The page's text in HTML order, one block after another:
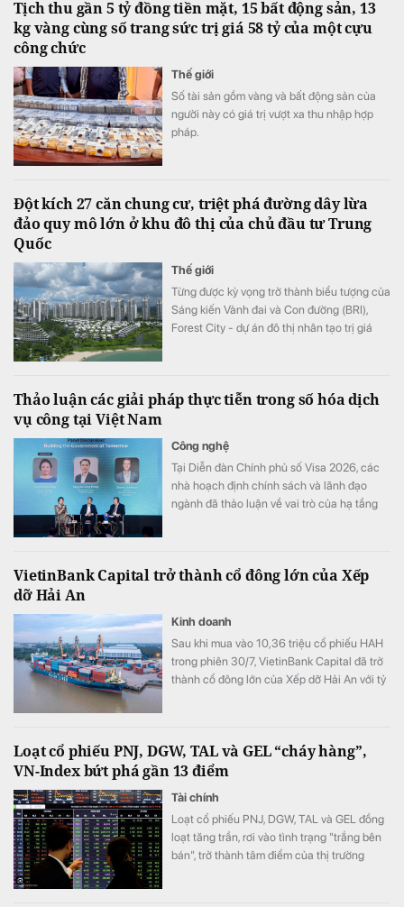
Tịch thu gần 5 tỷ đồng tiền mặt, 15 bất động sản, 13
kg vàng cùng số trang sức trị giá 58 tỷ của một cựu
công chức
Thế giới
Số tài sản gồm vàng và bất động sản của
người này có giá trị vượt xa thu nhập hợp
pháp.
Đột kích 27 căn chung cư, triệt phá đường dây lừa
đảo quy mô lớn ở khu đô thị của chủ đầu tư Trung
Quốc
Thế giới
Từng được kỳ vọng trở thành biểu tượng của
Sáng kiến Vành đai và Con đường (BRI),
Forest City - dự án đô thị nhân tạo trị giá
Thảo luận các giải pháp thực tiễn trong số hóa dịch
vụ công tại Việt Nam
Công nghệ
Tại Diễn đàn Chính phủ số Visa 2026, các
nhà hoạch định chính sách và lãnh đạo
ngành đã thảo luận về vai trò của hạ tầng
VietinBank Capital trở thành cổ đông lớn của Xếp
dỡ Hải An
Kinh doanh
Sau khi mua vào 10,36 triệu cổ phiếu HAH
trong phiên 30/7, VietinBank Capital đã trở
thành cổ đông lớn của Xếp dỡ Hải An với tỷ
Loạt cổ phiếu PNJ, DGW, TAL và GEL “cháy hàng”,
VN-Index bứt phá gần 13 điểm
Tài chính
Loạt cổ phiếu PNJ, DGW, TAL và GEL đồng
loạt tăng trần, rơi vào tình trạng "trắng bên
bán", trở thành tâm điểm của thị trường